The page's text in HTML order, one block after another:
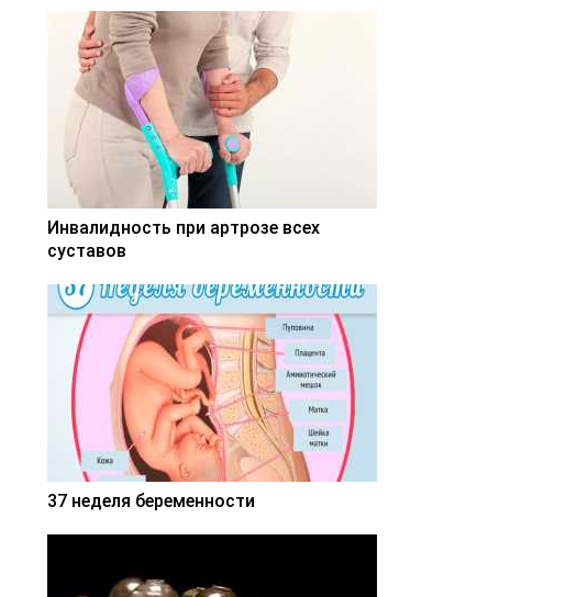
Инвалидность при артрозе всех
суставов
37 неделя беременности